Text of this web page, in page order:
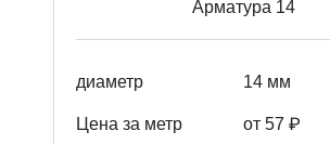
Арматура 14
диаметр 14 мм
Цена за метр от 57 ₽